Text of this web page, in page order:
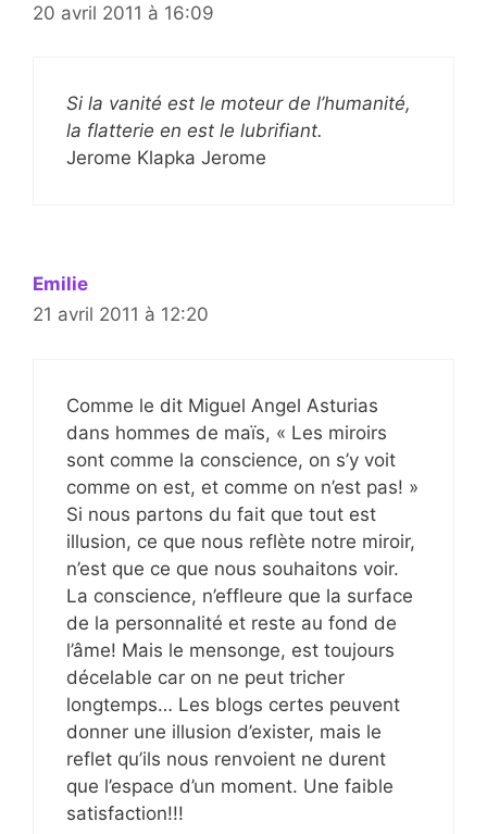
20 avril 2011 à 16:09
Si la vanité est le moteur de l’humanité,
la flatterie en est le lubrifiant.
Jerome Klapka Jerome
Emilie
21 avril 2011 à 12:20
Comme le dit Miguel Angel Asturias
dans hommes de maïs, « Les miroirs
sont comme la conscience, on s’y voit
comme on est, et comme on n’est pas! »
Si nous partons du fait que tout est
illusion, ce que nous reflète notre miroir,
n’est que ce que nous souhaitons voir.
La conscience, n’effleure que la surface
de la personnalité et reste au fond de
l’âme! Mais le mensonge, est toujours
décelable car on ne peut tricher
longtemps… Les blogs certes peuvent
donner une illusion d’exister, mais le
reflet qu’ils nous renvoient ne durent
que l’espace d’un moment. Une faible
satisfaction!!!